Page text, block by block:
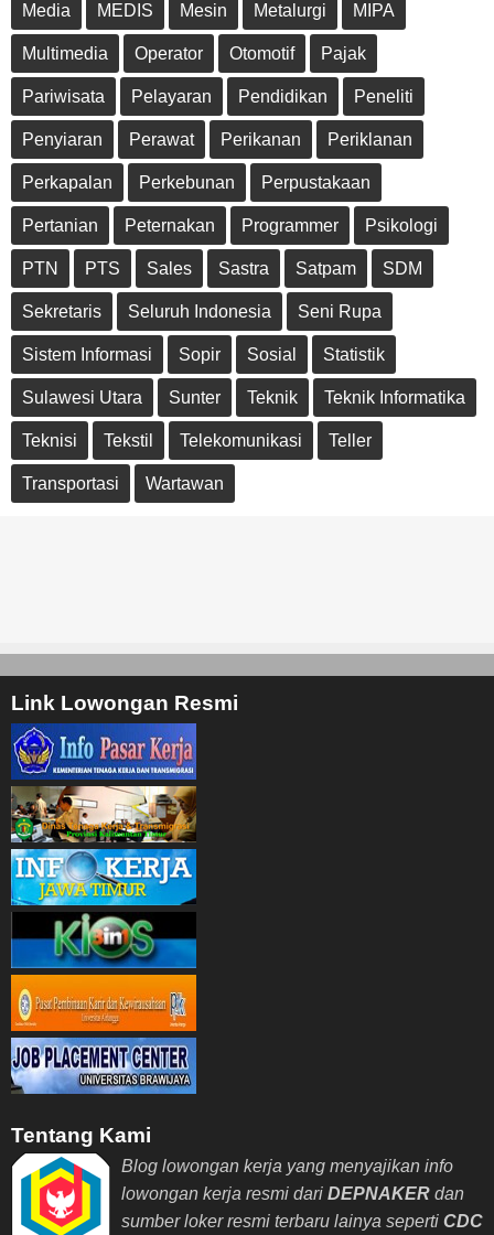
Media MEDIS Mesin Metalurgi MIPA
Multimedia Operator Otomotif Pajak
Pariwisata Pelayaran Pendidikan Peneliti
Penyiaran Perawat Perikanan Periklanan
Perkapalan Perkebunan Perpustakaan
Pertanian Peternakan Programmer Psikologi
PTN PTS Sales Sastra Satpam SDM
Sekretaris Seluruh Indonesia Seni Rupa
Sistem Informasi Sopir Sosial Statistik
Sulawesi Utara Sunter Teknik Teknik Informatika
Teknisi Tekstil Telekomunikasi Teller
Transportasi Wartawan
Link Lowongan Resmi
Tentang Kami
Blog lowongan kerja yang menyajikan info
lowongan kerja resmi dari DEPNAKER dan
sumber loker resmi terbaru lainya seperti CDC